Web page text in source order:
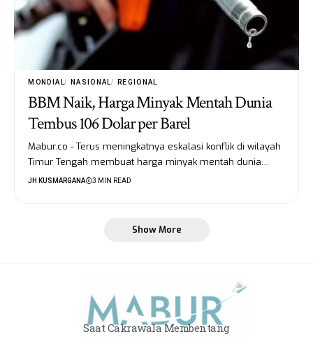
MONDIAL NASIONAL REGIONAL
BBM Naik, Harga Minyak Mentah Dunia
Tembus 106 Dolar per Barel
Mabur.co - Terus meningkatnya eskalasi konflik di wilayah
Timur Tengah membuat harga minyak mentah dunia…
JH KUSMARGANA 3 MIN READ
Show More
Saat Cakrawala Membentang